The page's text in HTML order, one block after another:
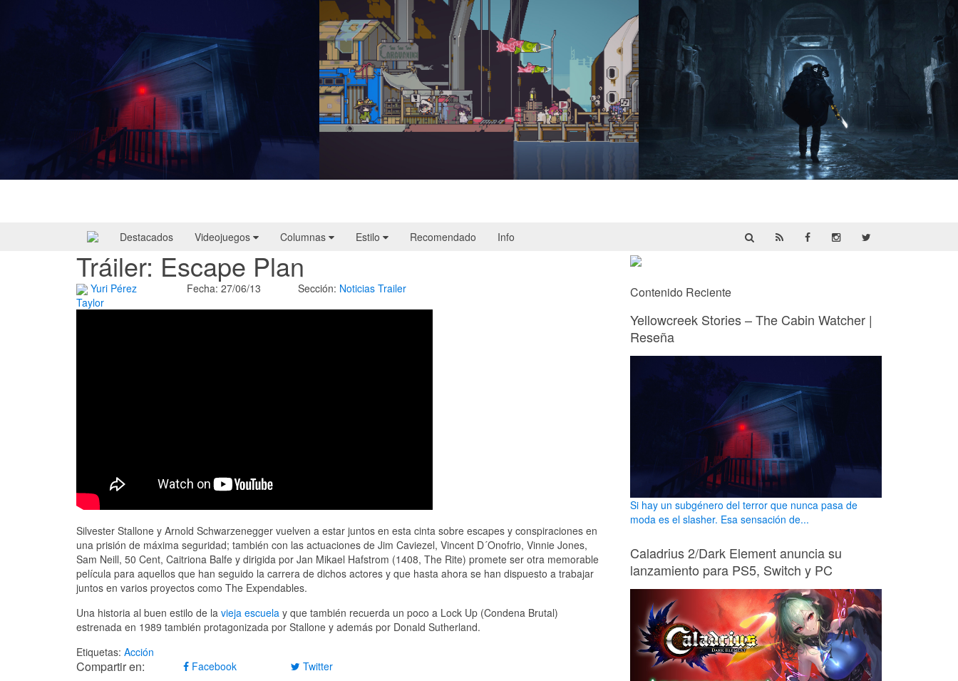
Destacados Videojuegos Columnas Estilo Recomendado Info
Tráiler: Escape Plan
Yuri Pérez
Taylor
Fecha: 27/06/13 Sección: Noticias Trailer
Silvester Stallone y Arnold Schwarzenegger vuelven a estar juntos en esta cinta sobre escapes y conspiraciones en
una prisión de máxima seguridad; también con las actuaciones de Jim Caviezel, Vincent D´Onofrio, Vinnie Jones,
Sam Neill, 50 Cent, Caitriona Balfe y dirigida por Jan Mikael Hafstrom (1408, The Rite) promete ser otra memorable
película para aquellos que han seguido la carrera de dichos actores y que hasta ahora se han dispuesto a trabajar
juntos en varios proyectos como The Expendables.
Una historia al buen estilo de la vieja escuela y que también recuerda un poco a Lock Up (Condena Brutal)
estrenada en 1989 también protagonizada por Stallone y además por Donald Sutherland.
Etiquetas: Acción
Compartir en: Facebook Twitter
Contenido Reciente
Yellowcreek Stories – The Cabin Watcher |
Reseña
Si hay un subgénero del terror que nunca pasa de
moda es el slasher. Esa sensación de...
Caladrius 2/Dark Element anuncia su
lanzamiento para PS5, Switch y PC